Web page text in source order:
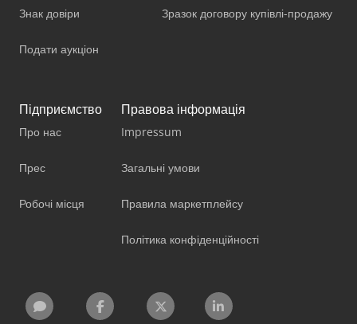
Знак довіри
Подати аукціон
Зразок договору купівлі-продажу
Підприємство
Про нас
Прес
Робочі місця
Правова інформація
Impressum
Загальні умови
Правила маркетплейсу
Політика конфіденційності